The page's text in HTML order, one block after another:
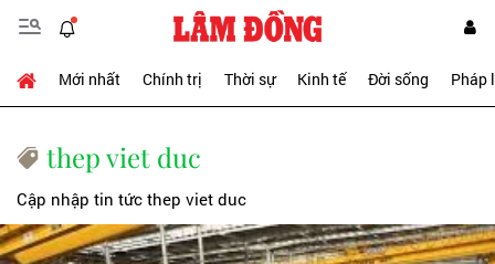
Mới nhất Chính trị Thời sự Kinh tế Đời sống Pháp
thep viet duc
Cập nhập tin tức thep viet duc